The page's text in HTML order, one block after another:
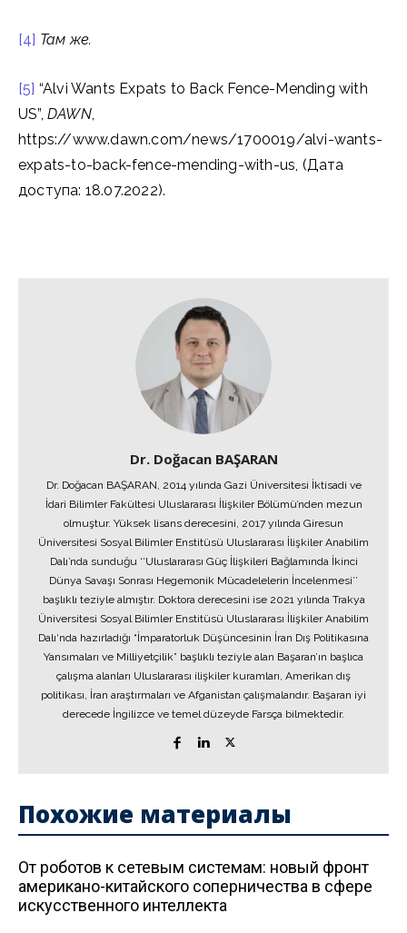
[4] Там же.
[5] “Alvi Wants Expats to Back Fence-Mending with
US”, DAWN,
https://www.dawn.com/news/1700019/alvi-wants-
expats-to-back-fence-mending-with-us, (Дата
доступа: 18.07.2022).
Dr. Doğacan BAŞARAN
Dr. Doğacan BAŞARAN, 2014 yılında Gazi Üniversitesi İktisadi ve
İdari Bilimler Fakültesi Uluslararası İlişkiler Bölümü’nden mezun
olmuştur. Yüksek lisans derecesini, 2017 yılında Giresun
Üniversitesi Sosyal Bilimler Enstitüsü Uluslararası İlişkiler Anabilim
Dalı’nda sunduğu ‘’Uluslararası Güç İlişkileri Bağlamında İkinci
Dünya Savaşı Sonrası Hegemonik Mücadelelerin İncelenmesi’’
başlıklı teziyle almıştır. Doktora derecesini ise 2021 yılında Trakya
Üniversitesi Sosyal Bilimler Enstitüsü Uluslararası İlişkiler Anabilim
Dalı‘nda hazırladığı “İmparatorluk Düşüncesinin İran Dış Politikasına
Yansımaları ve Milliyetçilik” başlıklı teziyle alan Başaran’ın başlıca
çalışma alanları Uluslararası ilişkiler kuramları, Amerikan dış
politikası, İran araştırmaları ve Afganistan çalışmalarıdır. Başaran iyi
derecede İngilizce ve temel düzeyde Farsça bilmektedir.
Похожие материалы
От роботов к сетевым системам: новый фронт
американо-китайского соперничества в сфере
искусственного интеллекта